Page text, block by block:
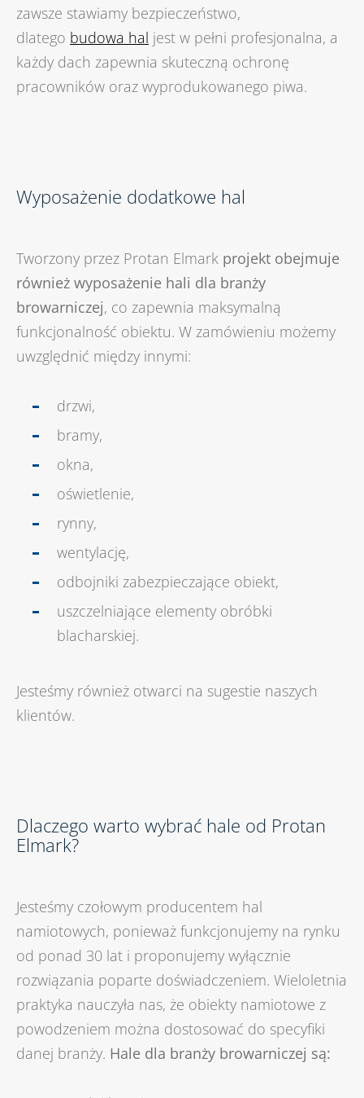
zawsze stawiamy bezpieczeństwo,
dlatego budowa hal jest w pełni profesjonalna, a
każdy dach zapewnia skuteczną ochronę
pracowników oraz wyprodukowanego piwa.
Wyposażenie dodatkowe hal
Tworzony przez Protan Elmark projekt obejmuje
również wyposażenie hali dla branży
browarniczej, co zapewnia maksymalną
funkcjonalność obiektu. W zamówieniu możemy
uwzględnić między innymi:
drzwi,
bramy,
okna,
oświetlenie,
rynny,
wentylację,
odbojniki zabezpieczające obiekt,
uszczelniające elementy obróbki
blacharskiej.
Jesteśmy również otwarci na sugestie naszych
klientów.
Dlaczego warto wybrać hale od Protan
Elmark?
Jesteśmy czołowym producentem hal
namiotowych, ponieważ funkcjonujemy na rynku
od ponad 30 lat i proponujemy wyłącznie
rozwiązania poparte doświadczeniem. Wieloletnia
praktyka nauczyła nas, że obiekty namiotowe z
powodzeniem można dostosować do specyfiki
danej branży. Hale dla branży browarniczej są: